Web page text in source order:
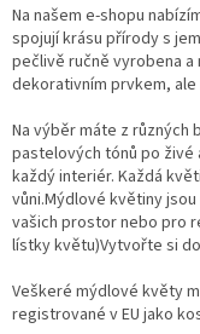
Na našem e-shopu
spojují krásu přírody s
pečlivě ručně vyrobena a
dekorativním prvkem,
Na výběr máte z různých
pastelových tónů po
každý interiér. Každá
vůni.Mýdlové květiny
vašich prostor nebo pro
lístky květu)Vytvořte si
Veškeré mýdlové květy
registrované v EU jako